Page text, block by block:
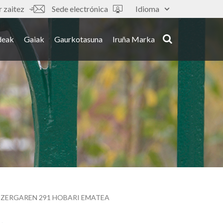
Idioma
zaitez Sede electrónica
Gaiak Gaurkotasuna Iruña Marka
291 HOBARI EMATEA